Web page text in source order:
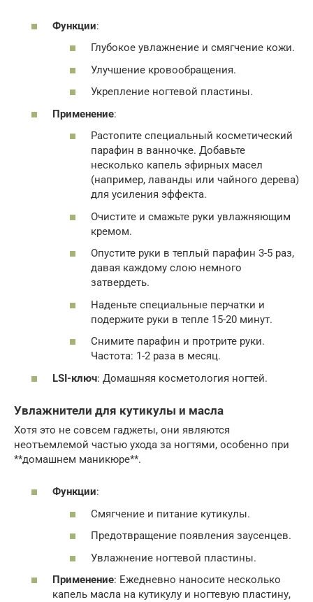
Функции:
Глубокое увлажнение и смягчение кожи.
Улучшение кровообращения.
Укрепление ногтевой пластины.
Применение:
Растопите специальный косметический
парафин в ванночке. Добавьте
несколько капель эфирных масел
(например, лаванды или чайного дерева)
для усиления эффекта.
Очистите и смажьте руки увлажняющим
кремом.
Опустите руки в теплый парафин 3-5 раз,
давая каждому слою немного
затвердеть.
Наденьте специальные перчатки и
подержите руки в тепле 15-20 минут.
Снимите парафин и протрите руки.
Частота: 1-2 раза в месяц.
LSI-ключ: Домашняя косметология ногтей.
Увлажнители для кутикулы и масла
Хотя это не совсем гаджеты, они являются
неотъемлемой частью ухода за ногтями, особенно при
**домашнем маникюре**.
Функции:
Смягчение и питание кутикулы.
Предотвращение появления заусенцев.
Увлажнение ногтевой пластины.
Применение: Ежедневно наносите несколько
капель масла на кутикулу и ногтевую пластину,